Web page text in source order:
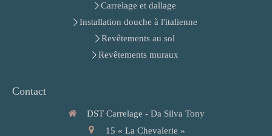
Carrelage et dallage
Installation douche à l'italienne
Revêtements au sol
Revêtements muraux
Contact
DST Carrelage - Da Silva Tony
15 « La Chevalerie »